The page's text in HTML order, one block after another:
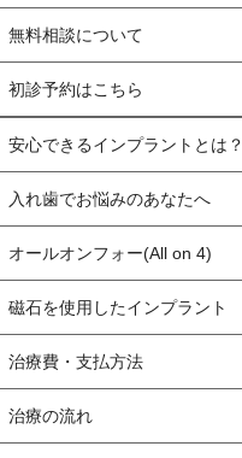
無料相談について
初診予約はこちら
安心できるインプラントとは？
入れ歯でお悩みのあなたへ
オールオンフォー(All on 4)
磁石を使用したインプラント
治療費・支払方法
治療の流れ